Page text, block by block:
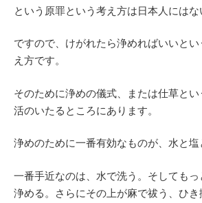
という原罪という考え方は日本人にはな
ですので、けがれたら浄めればいいと
え方です。
そのために浄めの儀式、または仕草と
活のいたるところにあります。
浄めのために一番有効なものが、水と塩
一番手近なのは、水で洗う。そしても
浄める。さらにその上が麻で祓う、ひ